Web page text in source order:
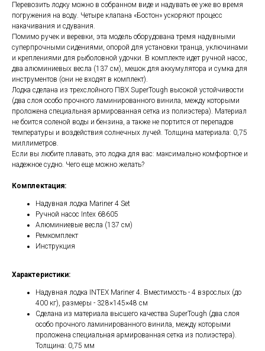
Перевозить лодку можно в собранном виде и надувать ее уже во время
погружения на воду. Четыре клапана «Бостон» ускоряют процесс
накачивания и сдувания.
Помимо ручек и веревки, эта модель оборудована тремя надувными
суперпрочными сидениями, опорой для установки транца, уключинами
и креплениями для рыболовной удочки. В комплекте идет ручной насос,
два алюминиевых весла (137 см), мешок для аккумулятора и сумка для
инструментов (они не входят в комплект).
Лодка сделана из трехслойного ПВХ SuperTough высокой устойчивости
(два слоя особо прочного ламинированного винила, между которыми
проложена специальная армированная сетка из полиэстера). Материал
не боится соленой воды и бензина, а также не портится от перепадов
температуры и воздействия солнечных лучей. Толщина материала: 0,75
миллиметров.
Если вы любите плавать, это лодка для вас: максимально комфортное и
надежное судно. Чего еще можно желать?
Комплектация:
Надувная лодка Mariner 4 Set
Ручной насос Intex 68605
Алюминиевые весла (137 см)
Ремкомплект
Инструкция
Характеристики:
Надувная лодка INTEX Mariner 4. Вместимость - 4 взрослых (до
400 кг), размеры - 328×145×48 см
Сделана из материала высшего качества SuperTough (два слоя
особо прочного ламинированного винила, между которыми
проложена специальная армированная сетка из полиэстера).
Толщина: 0,75 мм